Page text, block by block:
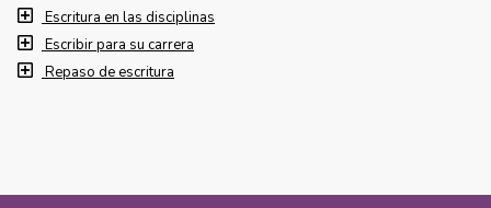
Escritura en las disciplinas
Escribir para su carrera
Repaso de escritura